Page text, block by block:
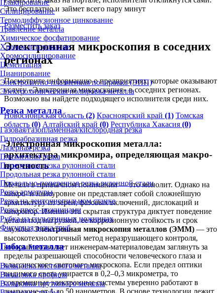
Плакирование
Силицирование
Термодиффузионное цинкование
Травление металла
Химическое фосфатирование
Хромоалитирование
Хромосилицирование
Цементация
Цианирование
Электролитно-плазменная полировка (ЭПП)
Электрохимическая полировка металла
Резка металла
Газовая/газопламенная/кислородная резка
Гидроабразивная резка
Лазерная резка
Плазменная резка
Поперечная резка рулонной стали
Продольная резка рулонной стали
Продольно-поперечная резка рулонной стали
Резка арматуры
Резка на ленточнопильном станке
Резка пресс-ножницами
Рубка на гильотинных ножницах
Фигурная резка труб
Гибка металла
Вальцовка листового металла
Вальцовка профиля
Вальцовка пруткового металла
Это бесплатно и займет всего пару минут
Разместить заказ
Электронная микроскопия в соседних
регионах
Посмотрите информацию о предприятиях, которые оказывают
услугу «Электронная микроскопия» в соседних регионах.
Возможно вы найдете подходящего исполнителя среди них.
Новосибирская область (2) Красноярский край (1) Томская
область (0) Алтайский край (0) Республика Хакасия (0)
Электронная микроскопия металла:
архитектура микромира, определяющая макро-
прочность
Металл в привычном понимании — это монолит. Однако на
микро- и наноуровне он представляет собой сложнейшую
архитектуру из зерен, фазовых включений, дислокаций и
микропор. Именно эта скрытая структура диктует поведение
детали под нагрузкой, ее коррозионную стойкость и срок
службы.Электронная микроскопия металлов (ЭММ) — это
высокотехнологичный метод неразрушающего контроля,
который позволяет инженерам-материаловедам заглянуть за
пределы разрешающей способности человеческого глаза и
классического светового микроскопа. Если предел оптики
видимого света упирается в 0,2–0,3 микрометра, то
современные электронные системы уверенно работают в
диапазоне от 1 до 50 нанометров. В основе технологии лежит